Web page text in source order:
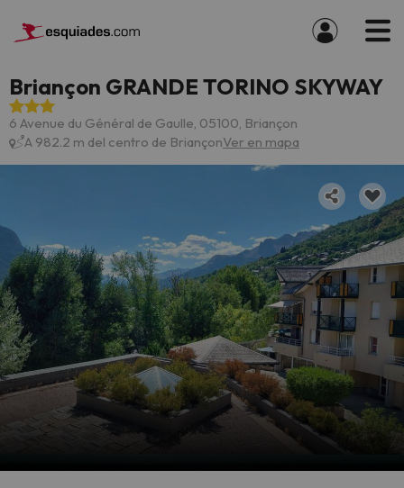
Briançon GRANDE TORINO SKYWAY
6 Avenue du Général de Gaulle, 05100, Briançon
A 982.2 m del centro de BriançonVer en mapa